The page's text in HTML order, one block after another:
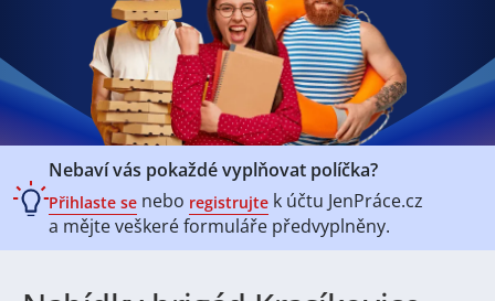
Nebaví vás pokaždé vyplňovat políčka?
Přihlaste se nebo registrujte k účtu JenPráce.cz
a mějte veškeréformuláře předvyplněny.